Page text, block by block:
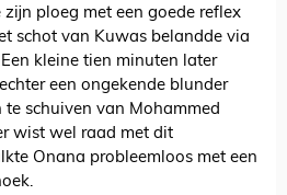
ploeg met een goede reflex
schot van Kuwas belandde via
kleine tien minuten later
een ongekende blunder
schuiven van Mohammed
wist wel raad met dit
Onana probleemloos met een